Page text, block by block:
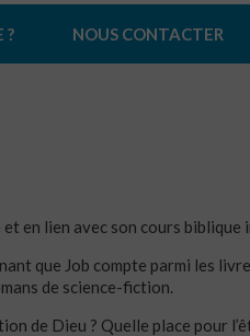
? NOUS CONTACTER
en lien avec son cours biblique
que Job compte parmi les
de science-fiction.
de Dieu ? Quelle place pour